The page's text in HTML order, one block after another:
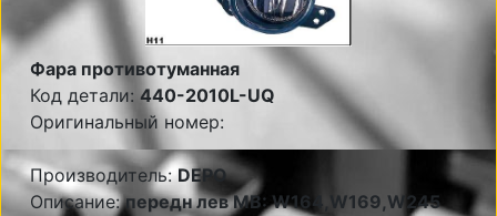
Фара противотуманная
Код детали: 440-2010L-UQ
Оригинальный номер:
Производитель:DEPO
Описание:передн лев MB: W164,W169,W245